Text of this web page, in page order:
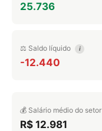
25.736
⚖️ Saldo líquido i
-12.440
💰 Salário médio do setor
R$ 12.981